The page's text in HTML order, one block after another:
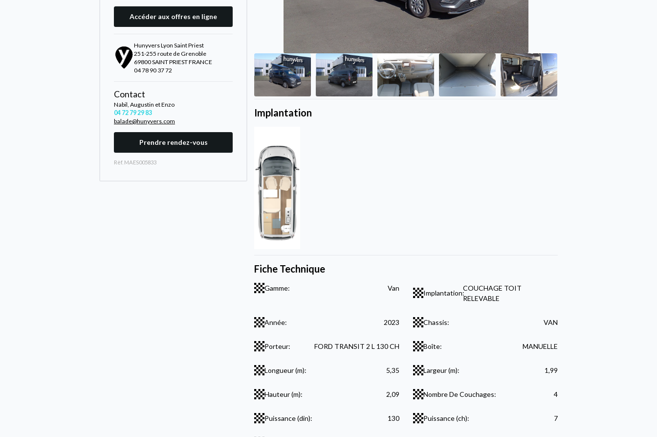
Accéder aux offres en ligne
Hunyvers Lyon Saint Priest
251-255 route de Grenoble
69800 SAINT PRIEST FRANCE
04 78 90 37 72
Contact
Nabil, Augustin et Enzo
04 72 79 29 83
balade@hunyvers.com
Prendre rendez-vous
Rèf. MAES005833
Implantation
Fiche Technique
Gamme: Van
Implantation:
COUCHAGE TOIT
RELEVABLE
Année: 2023 Chassis: VAN
Porteur: FORD TRANSIT 2 L 130 CH Boîte: MANUELLE
Longueur (m): 5,35 Largeur (m): 1,99
Hauteur (m): 2,09 Nombre De Couchages: 4
Puissance (din): 130 Puissance (ch): 7